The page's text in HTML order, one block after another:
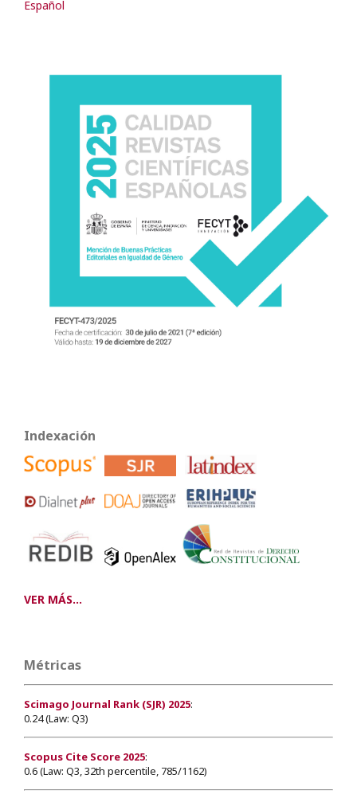
Español
Indexación
VER MÁS...
Métricas
Scimago Journal Rank (SJR) 2025:
0.24 (Law: Q3)
Scopus Cite Score 2025:
0.6 (Law: Q3, 32th percentile, 785/1162)